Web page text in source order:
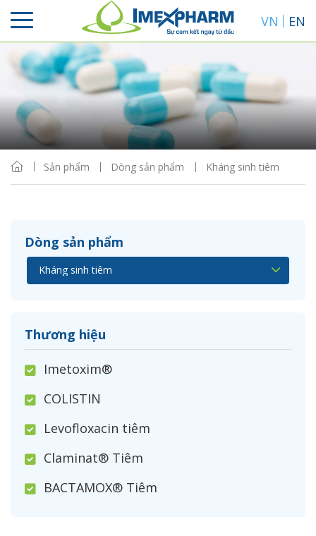
VN EN
Sản phẩm Dòng sản phẩm Kháng sinh tiêm
Dòng sản phẩm
Thương hiệu
Imetoxim®
COLISTIN
Levofloxacin tiêm
Claminat® Tiêm
BACTAMOX® Tiêm
Sắp xếp
Hiển thị